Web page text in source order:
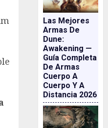
Las Mejores
Armas De
Dune:
Awakening —
Guía Completa
De Armas
Cuerpo A
Cuerpo Y A
Distancia 2026